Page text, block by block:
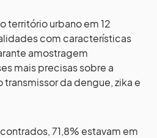
território urbano em 12
com características
amostragem
mais precisas sobre a
da dengue, zika e
71,8% estavam em